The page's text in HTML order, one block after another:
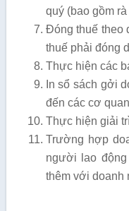
quý (bao gồm
Đóng thuế theo
thuế phải đóng
Thực hiện các
In sổ sách gởi
đến các cơ
Thực hiện giải
Trường hợp
người lao
thêm với doanh